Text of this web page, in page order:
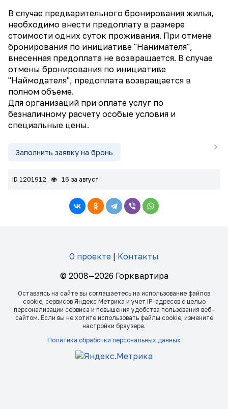
В случае предварительного бронирования жилья,
необходимо внести предоплату в размере
стоимости одних суток проживания. При отмене
бронирования по инициативе "Нанимателя",
внесенная предоплата не возвращается. В случае
отмены бронирования по инициативе
"Наймодателя", предоплата возвращается в
полном объеме.
Для организаций при оплате услуг по
безналичному расчету особые условия и
специальные цены.
Заполнить заявку на бронь
ID 1201912 16 за август
О проекте | Контакты
© 2008—2026 Горквартира
Оставаясь на сайте вы соглашаетесь на использование файлов
сookie, сервисов Яндекс Метрика и учет IP-адресов с целью
персонализации сервиса и повышения удобства пользования веб-
сайтом. Если вы не хотите использовать файлы сookie, измените
настройки браузера.
Политика обработки персональных данных